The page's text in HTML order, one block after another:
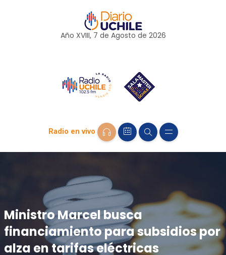
Año XVIII, 7 de Agosto de 2026
Radio en vivo
Ministro Marcel busca
financiamiento para subsidios por
alza en tarifas eléctricas